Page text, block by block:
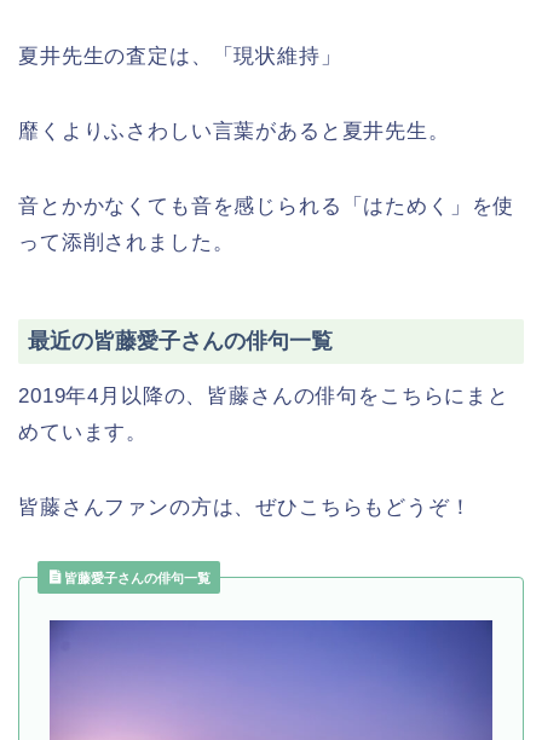
夏井先生の査定は、「現状維持」
靡くよりふさわしい言葉があると夏井先生。
音とかかなくても音を感じられる「はためく」を使
って添削されました。
最近の皆藤愛子さんの俳句一覧
2019年4月以降の、皆藤さんの俳句をこちらにまと
めています。
皆藤さんファンの方は、ぜひこちらもどうぞ！
皆藤愛子さんの俳句一覧